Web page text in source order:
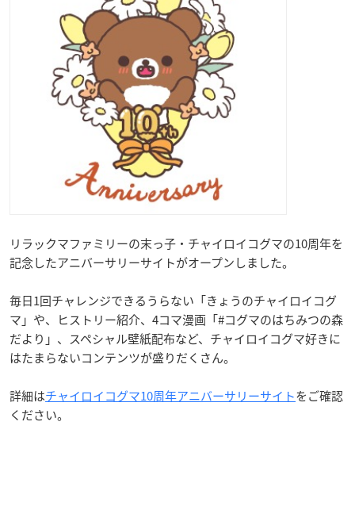
リラックマファミリーの末っ子・チャイロイコグマの10周年を
記念したアニバーサリーサイトがオープンしました。
毎日1回チャレンジできるうらない「きょうのチャイロイコグ
マ」や、ヒストリー紹介、4コマ漫画「#コグマのはちみつの森
だより」、スペシャル壁紙配布など、チャイロイコグマ好きに
はたまらないコンテンツが盛りだくさん。
詳細はチャイロイコグマ10周年アニバーサリーサイトをご確認
ください。